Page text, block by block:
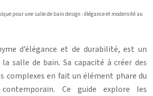
pour une salle de bain design : élégance et modernité au
d’élégance et de durabilité, est un
salle de bain. Sa capacité à créer des
complexes en fait un élément phare du
contemporain. Ce guide explore les